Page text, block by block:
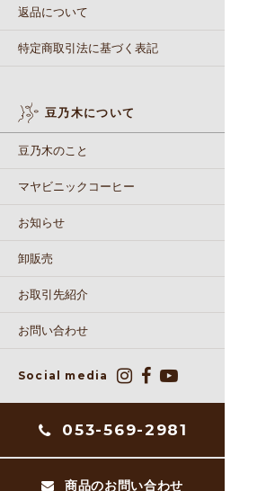
返品について
特定商取引法に基づく表記
豆乃木について
豆乃木のこと
マヤビニックコーヒー
お知らせ
卸販売
お取引先紹介
お問い合わせ
Social media
053-569-2981
商品のお問い合わせ